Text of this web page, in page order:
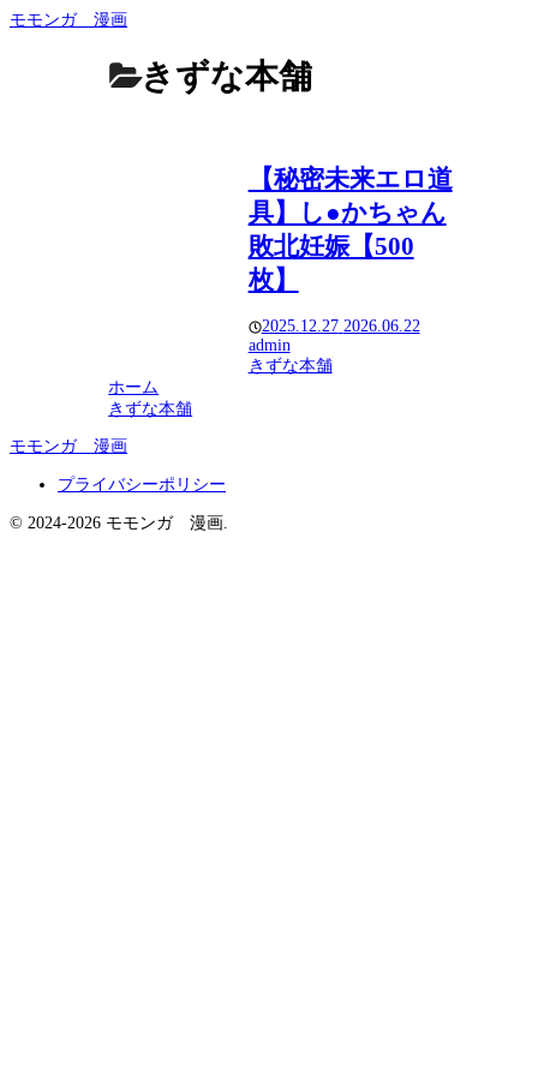
モモンガ 漫画
きずな本舗
【秘密未来エロ道
具】し●かちゃん
敗北妊娠【500
枚】
2025.12.27 2026.06.22
admin
きずな本舗
ホーム
きずな本舗
モモンガ 漫画
プライバシーポリシー
© 2024-2026 モモンガ 漫画.